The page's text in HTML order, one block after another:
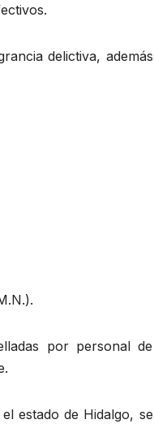
delictiva, además
por personal de
estado de Hidalgo, se